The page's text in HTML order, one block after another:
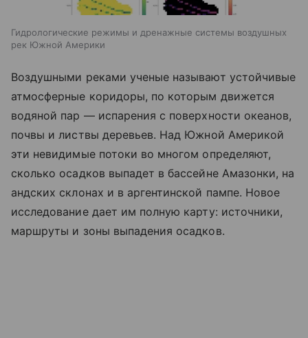
Гидрологические режимы и дренажные системы воздушных
рек Южной Америки
Воздушными реками ученые называют устойчивые
атмосферные коридоры, по которым движется
водяной пар — испарения с поверхности океанов,
почвы и листвы деревьев. Над Южной Америкой
эти невидимые потоки во многом определяют,
сколько осадков выпадет в бассейне Амазонки, на
андских склонах и в аргентинской пампе. Новое
исследование дает им полную карту: источники,
маршруты и зоны выпадения осадков.